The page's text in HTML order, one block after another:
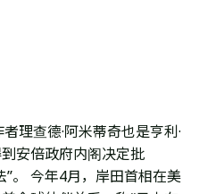
理查德·阿米蒂奇也是亨利·
安倍政府内阁决定批
。 今年4月，岸田首相在美